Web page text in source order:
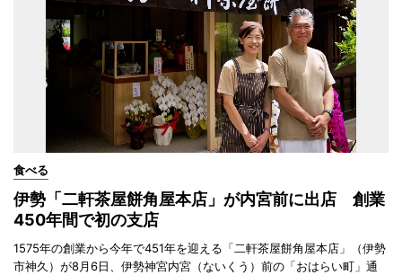
食べる
伊勢「二軒茶屋餅角屋本店」が内宮前に出店 創業
450年間で初の支店
1575年の創業から今年で451年を迎える「二軒茶屋餅角屋本店」（伊勢
市神久）が8月6日、伊勢神宮内宮（ないくう）前の「おはらい町」通